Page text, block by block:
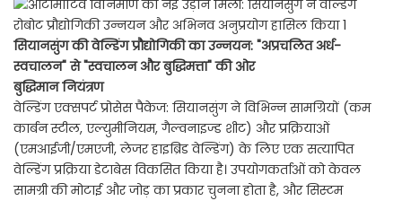
सियानसुंग की वेल्डिंग प्रौद्योगिकी का उन्नयन: "अप्रचलित अर्ध-
स्वचालन" से "स्वचालन और बुद्धिमत्ता" की ओर
बुद्धिमान नियंत्रण
वेल्डिंग एक्सपर्ट प्रोसेस पैकेज: सियानसुंग ने विभिन्न सामग्रियों (कम
कार्बन स्टील, एल्युमीनियम, गैल्वनाइज्ड शीट) और प्रक्रियाओं
(एमआईजी/एमएजी, लेजर हाइब्रिड वेल्डिंग) के लिए एक सत्यापित
वेल्डिंग प्रक्रिया डेटाबेस विकसित किया है। उपयोगकर्ताओं को केवल
सामग्री की मोटाई और जोड़ का प्रकार चुनना होता है, और सिस्टम